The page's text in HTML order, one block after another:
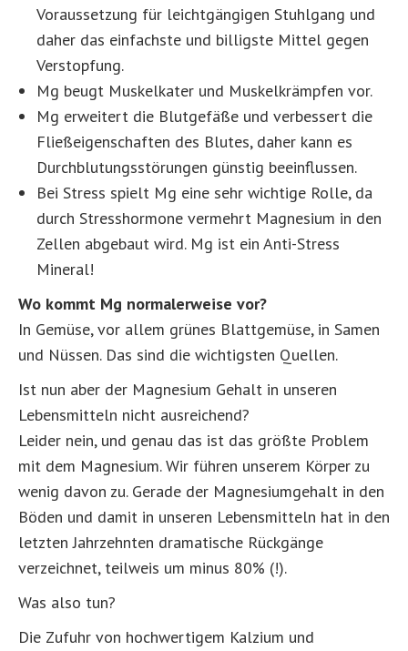
Voraussetzung für leichtgängigen Stuhlgang und
daher das einfachste und billigste Mittel gegen
Verstopfung.
Mg beugt Muskelkater und Muskelkrämpfen vor.
Mg erweitert die Blutgefäße und verbessert die
Fließeigenschaften des Blutes, daher kann es
Durchblutungsstörungen günstig beeinflussen.
Bei Stress spielt Mg eine sehr wichtige Rolle, da
durch Stresshormone vermehrt Magnesium in den
Zellen abgebaut wird. Mg ist ein Anti-Stress
Mineral!
Wo kommt Mg normalerweise vor?
In Gemüse, vor allem grünes Blattgemüse, in Samen
und Nüssen. Das sind die wichtigsten Quellen.
Ist nun aber der Magnesium Gehalt in unseren
Lebensmitteln nicht ausreichend?
Leider nein, und genau das ist das größte Problem
mit dem Magnesium. Wir führen unserem Körper zu
wenig davon zu. Gerade der Magnesiumgehalt in den
Böden und damit in unseren Lebensmitteln hat in den
letzten Jahrzehnten dramatische Rückgänge
verzeichnet, teilweis um minus 80% (!).
Was also tun?
Die Zufuhr von hochwertigem Kalzium und